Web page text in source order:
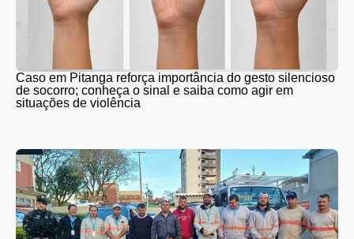
Caso em Pitanga reforça importância do gesto silencioso
de socorro; conheça o sinal e saiba como agir em
situações de violência